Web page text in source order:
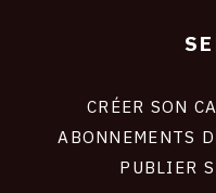
CRÉER SON
ABONNEMENTS
PUBLIER